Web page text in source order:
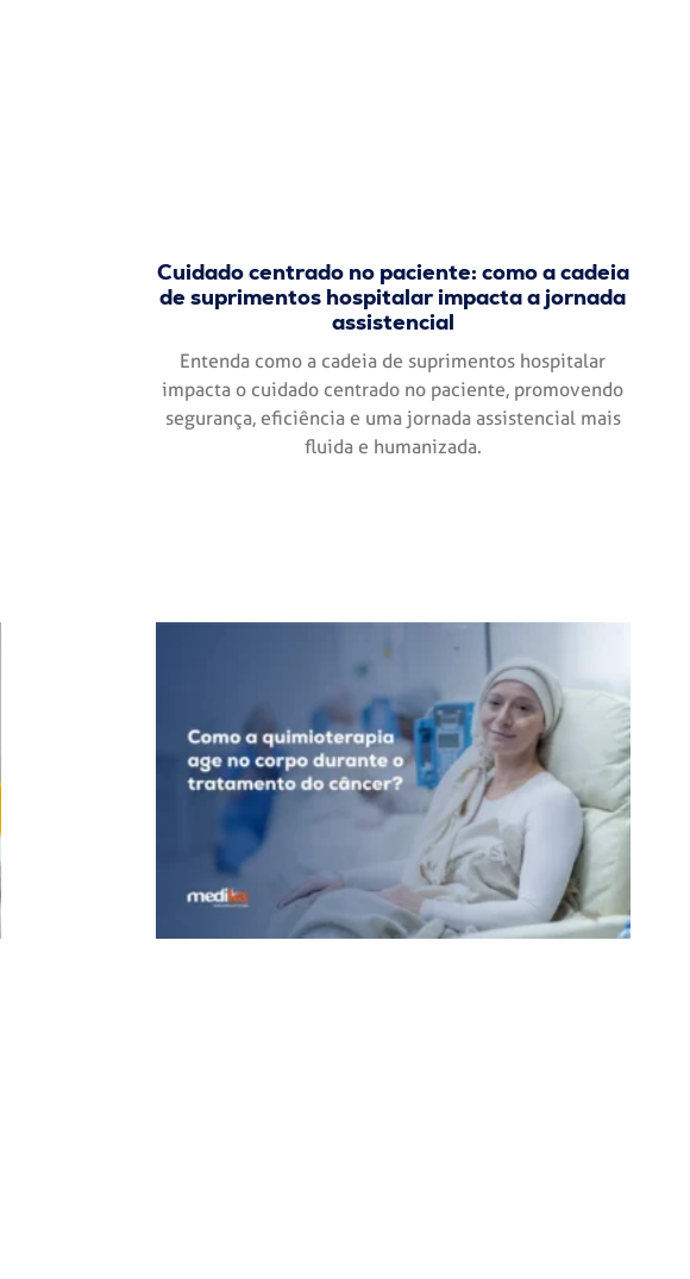
Cuidado centrado no paciente: como a cadeia
de suprimentos hospitalar impacta a jornada
assistencial
Entenda como a cadeia de suprimentos hospitalar
impacta o cuidado centrado no paciente, promovendo
segurança, eficiência e uma jornada assistencial mais
fluida e humanizada.